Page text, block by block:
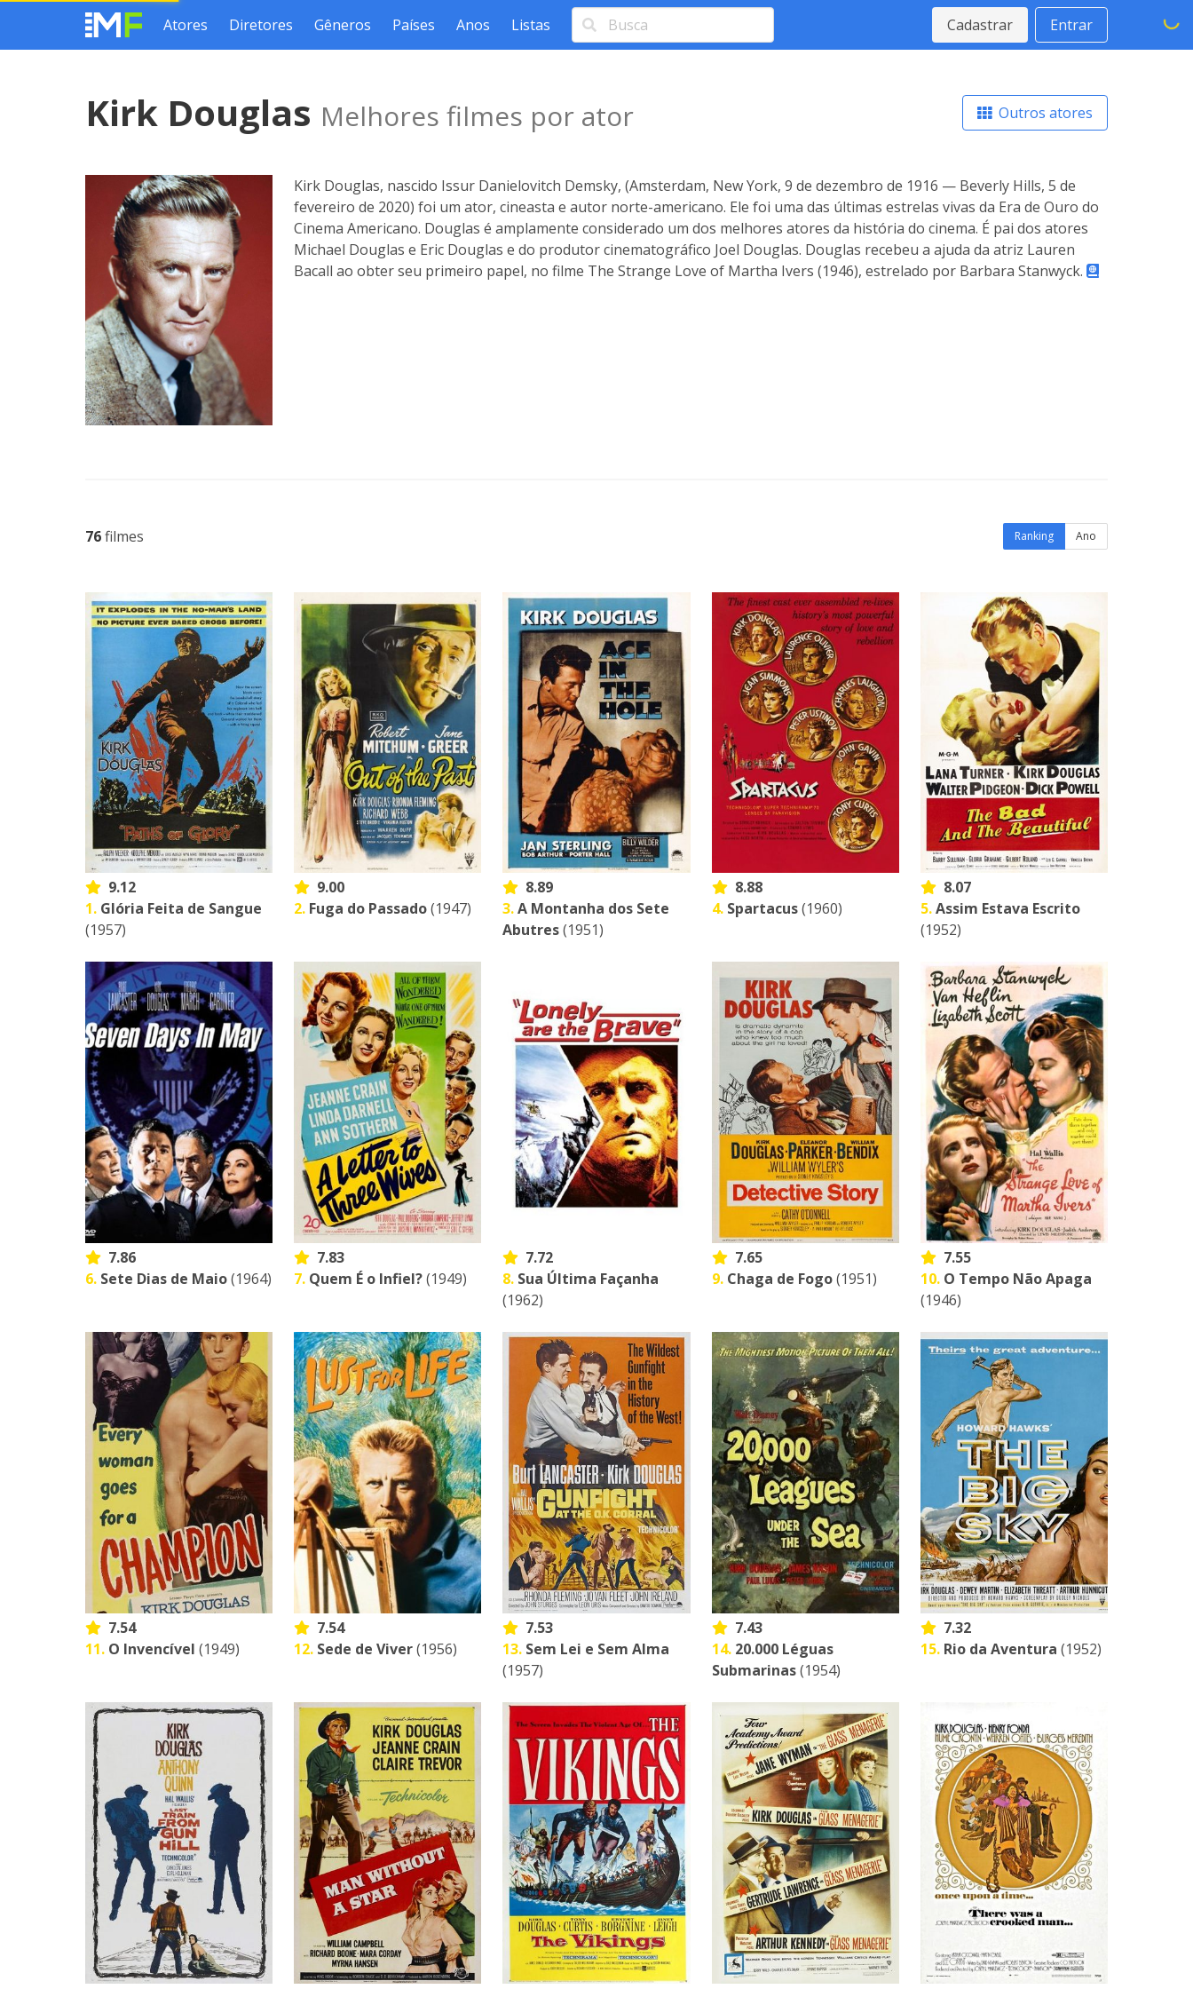
Atores Diretores Gêneros Países Anos Listas Cadastrar Entrar
Kirk Douglas Melhores filmes por ator Outros atores
Kirk Douglas, nascido Issur Danielovitch Demsky, (Amsterdam, New York, 9 de dezembro de 1916 — Beverly Hills, 5 de
fevereiro de 2020) foi um ator, cineasta e autor norte-americano. Ele foi uma das últimas estrelas vivas da Era de Ouro do
Cinema Americano. Douglas é amplamente considerado um dos melhores atores da história do cinema. É pai dos atores
Michael Douglas e Eric Douglas e do produtor cinematográfico Joel Douglas. Douglas recebeu a ajuda da atriz Lauren
Bacall ao obter seu primeiro papel, no filme The Strange Love of Martha Ivers (1946), estrelado por Barbara Stanwyck.
76filmes Ranking Ano
9.12
1. Glória Feita de Sangue
(1957)
9.00
2. Fuga do Passado(1947)
8.89
3.A Montanha dos Sete
Abutres(1951)
8.88
4. Spartacus(1960)
8.07
5.Assim Estava Escrito
(1952)
7.86
6. Sete Dias de Maio(1964)
7.83
7. Quem É o Infiel?(1949)
7.72
8. Sua Última Façanha
(1962)
7.65
9. Chaga de Fogo(1951)
7.55
10. O Tempo Não Apaga
(1946)
7.54
11. O Invencível (1949)
7.54
12. Sede de Viver(1956)
7.53
13. Sem Lei e Sem Alma
(1957)
7.43
14. 20.000 Léguas
Submarinas(1954)
7.32
15. Rio da Aventura (1952)